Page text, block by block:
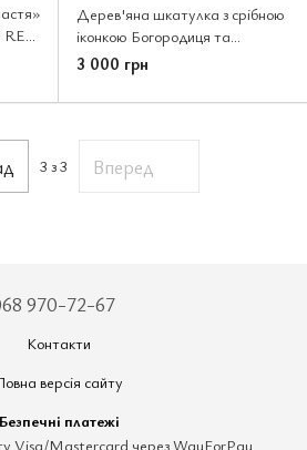
RE
Дерев'яна шкатулка з срібною
іконкою Богородиця та
вервицею 7x9 см
3 000 грн
3 з 3 Вперед
970-72-67
Контакти
версія сайту
Безпечні платежі